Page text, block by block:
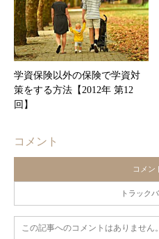
学資保険以外の保険で学資対
策をする方法【2012年 第12
回】
コメント
コメン
トラック
この記事へのコメントはありません。